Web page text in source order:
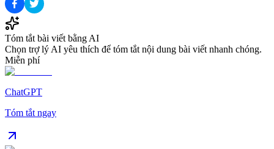
Tóm tắt bài viết bằng AI
Chọn trợ lý AI yêu thích để tóm tắt nội dung bài viết nhanh chóng.
Miễn phí
ChatGPT
Tóm tắt ngay